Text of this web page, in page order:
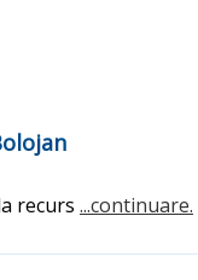
recurs ...continuare.